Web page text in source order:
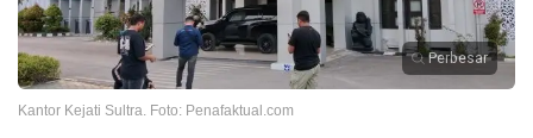
Perbesar
Kantor Kejati Sultra. Foto: Penafaktual.com